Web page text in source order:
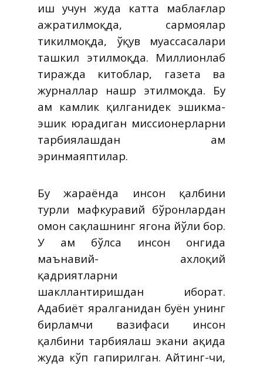
иш учун жуда катта маблағлар
ажратилмоқда, сармоялар
тикилмоқда, ўқув муассасалари
ташкил этилмоқда. Миллионлаб
тиражда китоблар, газета ва
журналлар нашр этилмоқда. Бу
ҳам камлик қилганидек эшикма-
эшик юрадиган миссионерларни
тарбиялашдан ҳам
эринмаяптилар.
Бу жараёнда инсон қалбини
турли мафкуравий бўронлардан
омон сақлашнинг ягона йўли бор.
У ҳам бўлса инсон онгида
маънавий- ахлоқий
қадриятларни
шакллантиришдан иборат.
Адабиёт яралганидан буён унинг
бирламчи вазифаси инсон
қалбини тарбиялаш экани ҳақида
жуда кўп гапирилган. Айтинг-чи,